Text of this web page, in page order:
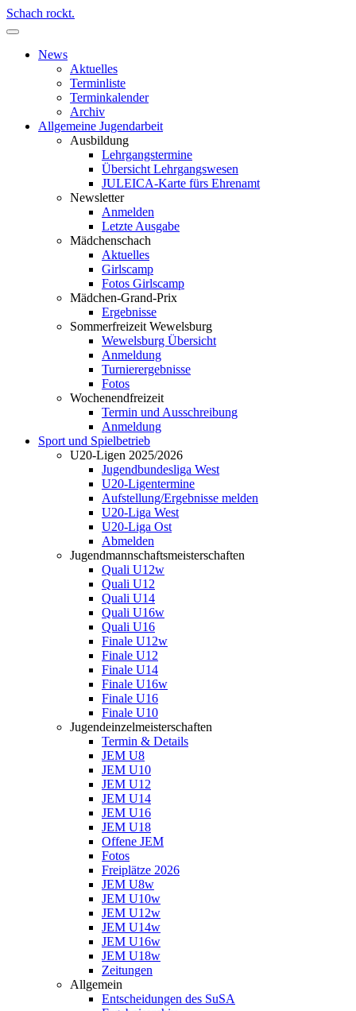
Schach rockt.
News
Aktuelles
Terminliste
Terminkalender
Archiv
Allgemeine Jugendarbeit
Ausbildung
Lehrgangstermine
Übersicht Lehrgangswesen
JULEICA-Karte fürs Ehrenamt
Newsletter
Anmelden
Letzte Ausgabe
Mädchenschach
Aktuelles
Girlscamp
Fotos Girlscamp
Mädchen-Grand-Prix
Ergebnisse
Sommerfreizeit Wewelsburg
Wewelsburg Übersicht
Anmeldung
Turnierergebnisse
Fotos
Wochenendfreizeit
Termin und Ausschreibung
Anmeldung
Sport und Spielbetrieb
U20-Ligen 2025/2026
Jugendbundesliga West
U20-Ligentermine
Aufstellung/Ergebnisse melden
U20-Liga West
U20-Liga Ost
Abmelden
Jugendmannschaftsmeisterschaften
Quali U12w
Quali U12
Quali U14
Quali U16w
Quali U16
Finale U12w
Finale U12
Finale U14
Finale U16w
Finale U16
Finale U10
Jugendeinzelmeisterschaften
Termin & Details
JEM U8
JEM U10
JEM U12
JEM U14
JEM U16
JEM U18
Offene JEM
Fotos
Freiplätze 2026
JEM U8w
JEM U10w
JEM U12w
JEM U14w
JEM U16w
JEM U18w
Zeitungen
Allgemein
Entscheidungen des SuSA